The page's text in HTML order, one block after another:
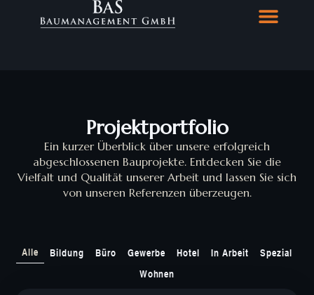
Projektportfolio
Ein kurzer Überblick über unsere erfolgreich
abgeschlossenen Bauprojekte. Entdecken Sie die
Vielfalt und Qualität unserer Arbeit und lassen Sie sich
von unseren Referenzen überzeugen.
Bildung Büro Gewerbe Hotel In Arbeit
Spezial
Wohnen
Alle